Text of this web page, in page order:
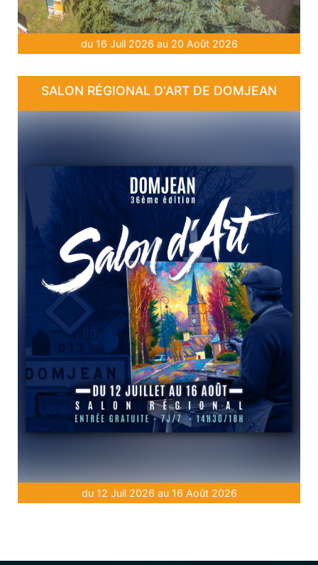
du 16 Juil 2026 au 20 Août 2026
SALON RÉGIONAL D'ART DE DOMJEAN
du 12 Juil 2026 au 16 Août 2026